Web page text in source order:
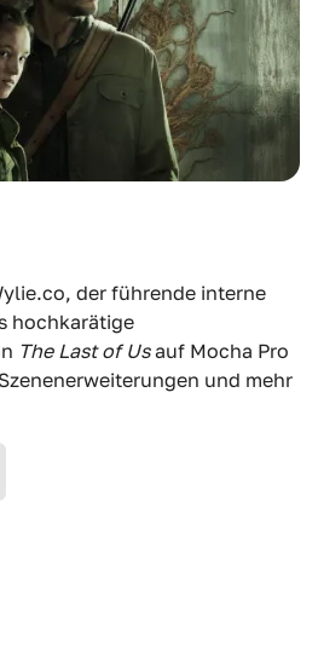
der führende interne
hochkarätige
The Last of Usauf Mocha Pro
und mehr